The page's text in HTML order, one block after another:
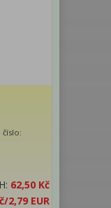
číslo:
62,50 Kč
/2,79 EUR